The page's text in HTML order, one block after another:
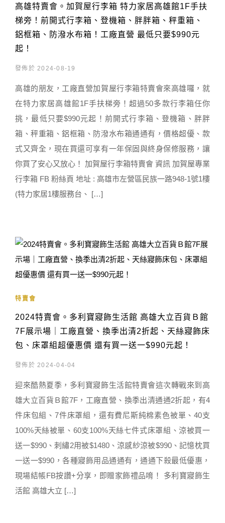
高雄特賣會。加賀屋行李箱 特力家居高雄館1F手扶
梯旁！前開式行李箱、登機箱、胖胖箱、秤重箱、
鋁框箱、防潑水布箱！工廠直營 最低只要$990元
起！
發佈於 2024-08-19
高雄的朋友，工廠直營加賀屋行李箱特賣會來高雄囉，就
在特力家居高雄館1F手扶梯旁！超過50多款行李箱任你
挑，最低只要$990元起！前開式行李箱、登機箱、胖胖
箱、秤重箱、鋁框箱、防潑水布箱通通有，價格超優、款
式又齊全，現在買還可享有一年保固與終身保修服務，讓
你買了安心又放心！ 加賀屋行李箱特賣會 資訊 加賀屋專業
行李箱 FB 粉絲頁 地址 : 高雄市左營區民族一路948-1號1樓
(特力家居1樓服務台、 […]
特賣會
2024特賣會。多利寶寢飾生活館 高雄大立百貨Ｂ館
7F展示場｜工廠直營、換季出清2折起、天絲寢飾床
包、床罩組超優惠價 還有買一送一$990元起！
發佈於 2024-04-04
迎來酷熱夏季，多利寶寢飾生活館特賣會這次轉戰來到高
雄大立百貨Ｂ館7F，工廠直營、換季出清通通2折起，有4
件床包組、7件床罩組，還有費尼斯純棉素色被單、40支
100%天絲被單、60支100%天絲七件式床罩組、涼被買一
送一$990、刺繡2用被$1480、涼感紗涼被$990、記憶枕買
一送一$990，各種寢飾用品通通有，通通下殺最低優惠，
現場結帳FB按讚+分享，即贈家飾禮品唷！ 多利寶寢飾生
活館 高雄大立 […]